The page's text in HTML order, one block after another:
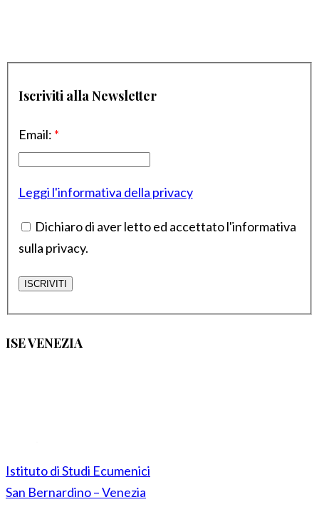
Iscriviti alla Newsletter
Email: *
Leggi l'informativa della privacy
Dichiaro di aver letto ed accettato l'informativa
sulla privacy.
ISE VENEZIA
Istituto di Studi Ecumenici
San Bernardino – Venezia